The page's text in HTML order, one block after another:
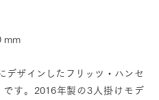
mm
デザインしたフリッツ・ハンセ
す。2016年製の3人掛けモデ